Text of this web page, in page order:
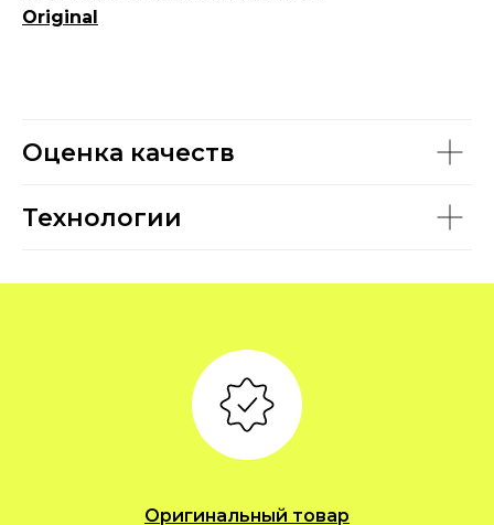
Original
Оценка качеств
Технологии
Оригинальный товар